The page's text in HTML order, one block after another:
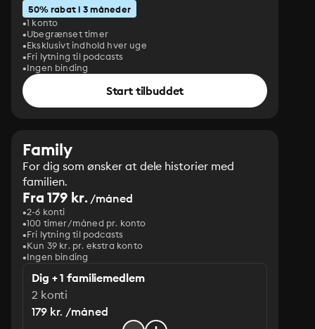
50% rabat i 3 måneder
1 konto
Ubegrænset timer
Eksklusivt indhold hver uge
Fri lytning til podcasts
Ingen binding
Start tilbuddet
Family
For dig som ønsker at dele historier med
familien.
Fra 179 kr./måned
2-6 konti
100 timer/måned pr. konto
Fri lytning til podcasts
Kun 39 kr. pr. ekstra konto
Ingen binding
Dig + 1 familiemedlem
2 konti
179 kr. /måned